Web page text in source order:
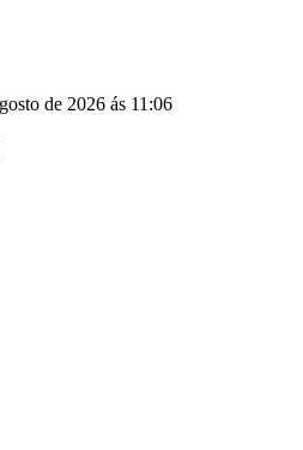
de 2026 ás 11:06